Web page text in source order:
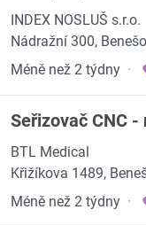
INDEX NOSLUŠ s.r.o.
Nádražní 300,
Méně než 2 týdny ·
Seřizovač CNC
BTL Medical
Křižíkova 1489,
Méně než 2 týdny ·